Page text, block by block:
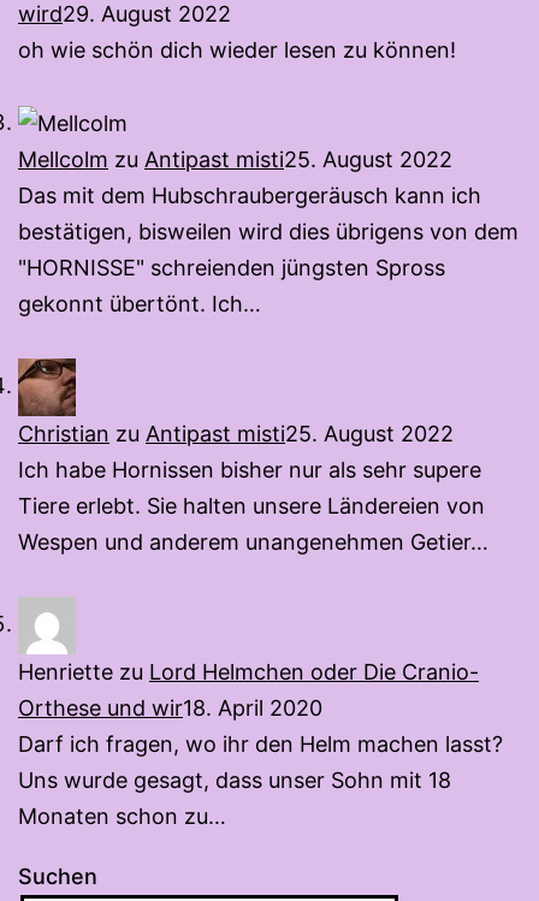
wird29. August 2022
oh wie schön dich wieder lesen zu können!
Mellcolm zu Antipast misti25. August 2022
Das mit dem Hubschraubergeräusch kann ich
bestätigen, bisweilen wird dies übrigens von dem
"HORNISSE" schreienden jüngsten Spross
gekonnt übertönt. Ich…
Christian zu Antipast misti25. August 2022
Ich habe Hornissen bisher nur als sehr supere
Tiere erlebt. Sie halten unsere Ländereien von
Wespen und anderem unangenehmen Getier…
Henriette zu Lord Helmchen oder Die Cranio-
Orthese und wir18. April 2020
Darf ich fragen, wo ihr den Helm machen lasst?
Uns wurde gesagt, dass unser Sohn mit 18
Monaten schon zu…
Suchen